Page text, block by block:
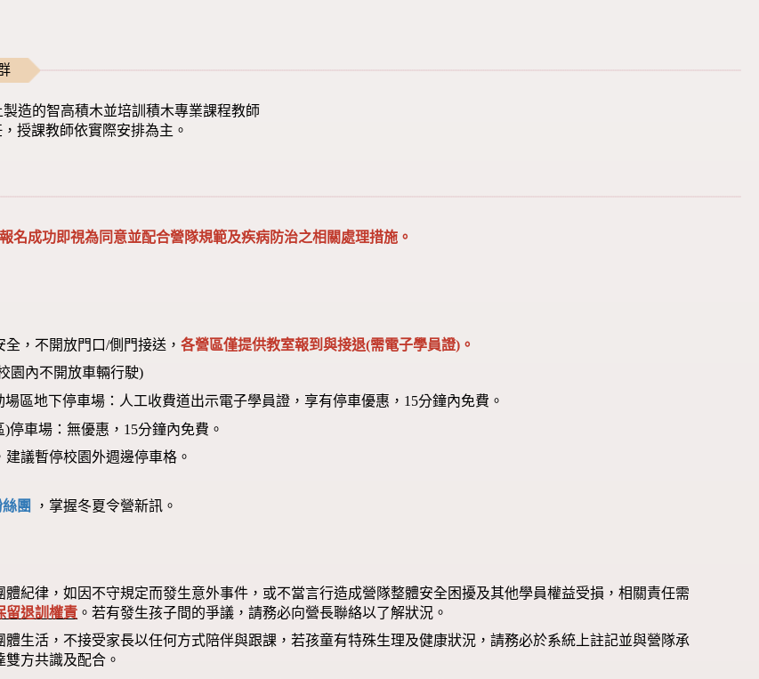
造的智高積木並培訓積木專業課程教師
授課教師依實際安排為主。
名成功即視為同意並配合營隊規範及疾病防治之相關處理措施。
全，不開放門口/側門接送，各營區僅提供教室報到與接退(需電子學員證)。
園內不開放車輛行駛)
區地下停車場：人工收費道出示電子學員證，享有停車優惠，15分鐘內免費。
停車場：無優惠，15分鐘內免費。
議暫停校園外週邊停車格。
團 ，掌握冬夏令營新訊。
體紀律，如因不守規定而發生意外事件，或不當言行造成營隊整體安全困擾及其他學員權益受損，相關責任需
留退訓權責 。若有發生孩子間的爭議，請務必向營長聯絡以了解狀況。
體生活，不接受家長以任何方式陪伴與跟課，若孩童有特殊生理及健康狀況，請務必於系統上註記並與營隊承
方共識及配合。